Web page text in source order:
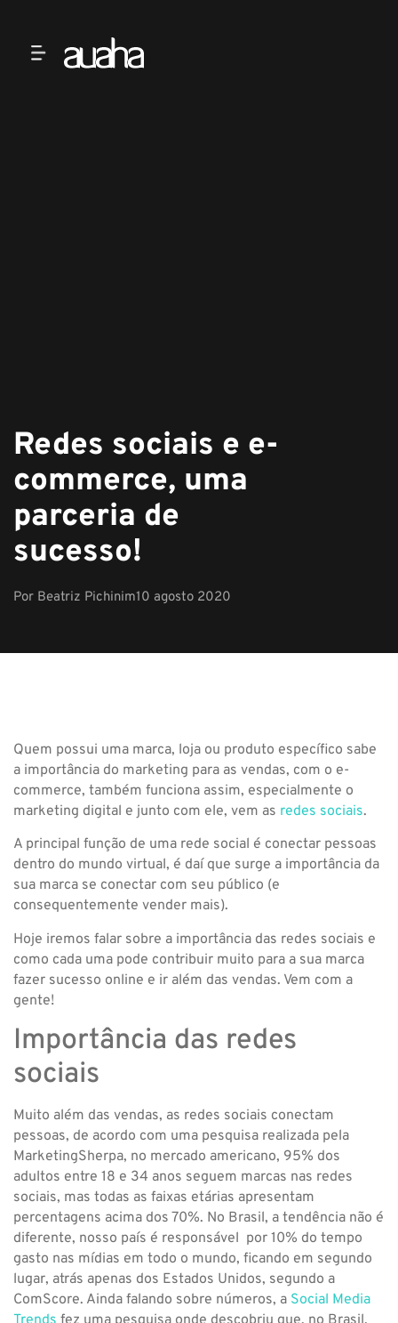
Redes sociais e e-
commerce, uma
parceria de
sucesso!
Por Beatriz Pichinim10 agosto 2020
Quem possui uma marca, loja ou produto específico sabe
a importância do marketing para as vendas, com o e-
commerce, também funciona assim, especialmente o
marketing digital e junto com ele, vem as redes sociais.
A principal função de uma rede social é conectar pessoas
dentro do mundo virtual, é daí que surge a importância da
sua marca se conectar com seu público (e
consequentemente vender mais).
Hoje iremos falar sobre a importância das redes sociais e
como cada uma pode contribuir muito para a sua marca
fazer sucesso online e ir além das vendas. Vem com a
gente!
Importância das redes
sociais
Muito além das vendas, as redes sociais conectam
pessoas, de acordo com uma pesquisa realizada pela
MarketingSherpa, no mercado americano, 95% dos
adultos entre 18 e 34 anos seguem marcas nas redes
sociais, mas todas as faixas etárias apresentam
percentagens acima dos 70%. No Brasil, a tendência não é
diferente, nosso país é responsável por 10% do tempo
gasto nas mídias em todo o mundo, ficando em segundo
lugar, atrás apenas dos Estados Unidos, segundo a
ComScore. Ainda falando sobre números, a Social Media